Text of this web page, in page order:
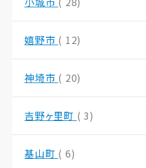
嬉野市 ( 12)
神埼市 ( 20)
吉野ヶ里町 ( 3)
基山町 ( 6)